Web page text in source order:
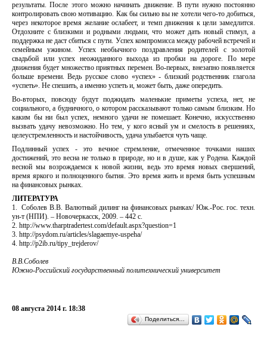
результаты. После этого можно начинать движение. В пути нужно постоянно
контролировать свою мотивацию. Как бы сильно вы не хотели чего-то добиться,
через некоторое время желание ослабеет, и темп движения к цели замедлится.
Отдохните с близкими и родными людьми, что может дать новый стимул, а
поддержка не даст сбиться с пути. Успех компромисса между рабочей встречей и
семейным ужином. Успех необычного поздравления родителей с золотой
свадьбой или успех неожиданного выхода из пробки на дороге. По мере
движения будет множество приятных перемен. Во-первых, внезапно появляется
больше времени. Ведь русское слово «успех» - близкий родственник глагола
«успеть». Не спешить, а именно успеть и, может быть, даже опередить.
Во-вторых, повсюду будут поджидать маленькие приметы успеха, нет, не
социального, а будничного, о котором рассказывают только самым близким. Но
каким бы ни был успех, немного удачи не помешает. Конечно, искусственно
вызвать удачу невозможно. Но тем, у кого ясный ум и смелость в решениях,
целеустремленность и настойчивость, удача улыбается чуть чаще.
Подлинный успех - это вечное стремление, отмеченное точками наших
достижений, это весна не только в природе, но и в душе, как у Родена. Каждой
весной мы возрождаемся к новой жизни, ведь это время новых свершений,
время яркого и полноценного бытия. Это время жить и время быть успешным
на финансовых рынках.
ЛИТЕРАТУРА
1. Соболев В.В. Валютный дилинг на финансовых рынках/ Юж.-Рос. гос. техн.
ун-т (НПИ). – Новочеркасск, 2009. – 442 с.
2. http://www.tharptradertest.com/default.aspx?question=1
3. http://psydom.ru/articles/slagaemye-uspeha/
4. http://p2ib.ru/tipy_trejderov/
В.В.Соболев
Южно-Российский государственный политехнический университет
08 августа 2014 г. 18:38
Поделиться…